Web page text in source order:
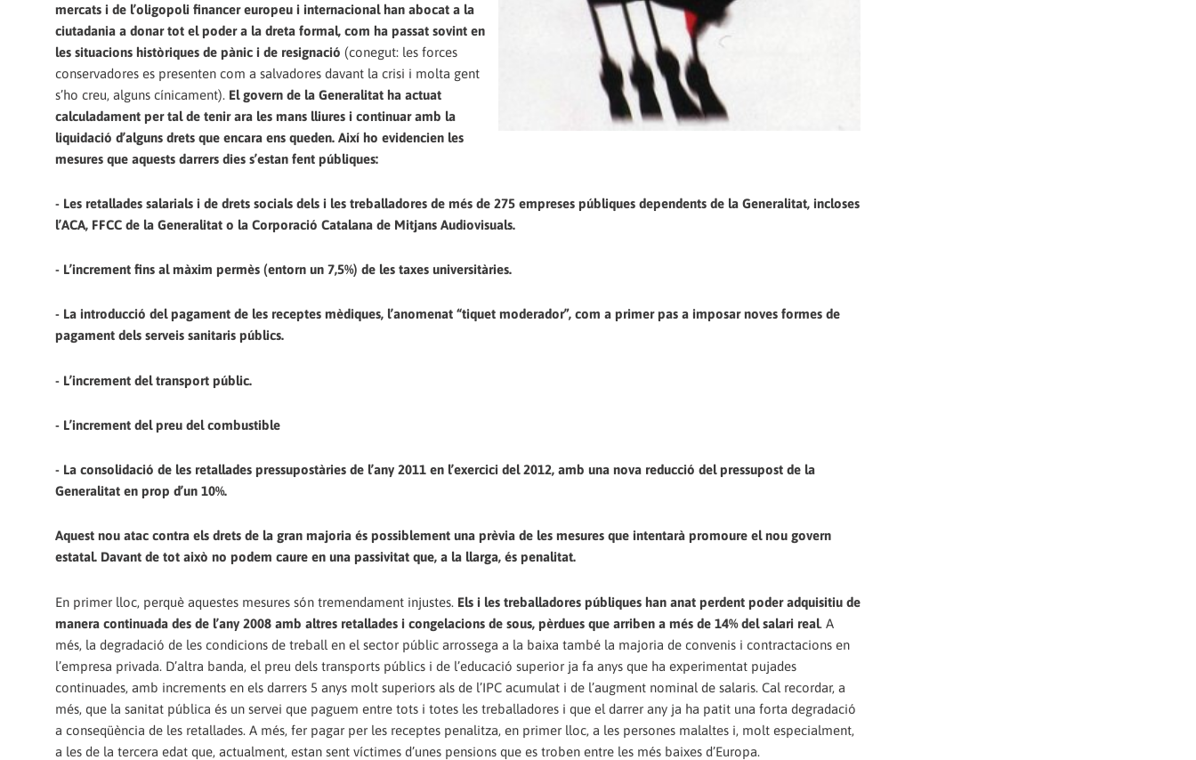
mercats i de l’oligopoli financer europeu i internacional han abocat a la
ciutadania a donar tot el poder a la dreta formal, com ha passat sovint en
les situacions històriques de pànic i de resignació (conegut: les forces
conservadores es presenten com a salvadores davant la crisi i molta gent
s’ho creu, alguns cínicament). El govern de la Generalitat ha actuat
calculadament per tal de tenir ara les mans lliures i continuar amb la
liquidació d’alguns drets que encara ens queden. Així ho evidencien les
mesures que aquests darrers dies s’estan fent públiques:
- Les retallades salarials i de drets socials dels i les treballadores de més de 275 empreses públiques dependents de la Generalitat, incloses
l’ACA, FFCC de la Generalitat o la Corporació Catalana de Mitjans Audiovisuals.
- L’increment fins al màxim permès (entorn un 7,5%) de les taxes universitàries.
- La introducció del pagament de les receptes mèdiques, l’anomenat “tiquet moderador”, com a primer pas a imposar noves formes de
pagament dels serveis sanitaris públics.
- L’increment del transport públic.
- L’increment del preu del combustible
- La consolidació de les retallades pressupostàries de l’any 2011 en l’exercici del 2012, amb una nova reducció del pressupost de la
Generalitat en prop d’un 10%.
Aquest nou atac contra els drets de la gran majoria és possiblement una prèvia de les mesures que intentarà promoure el nou govern
estatal. Davant de tot això no podem caure en una passivitat que, a la llarga, és penalitat.
En primer lloc, perquè aquestes mesures són tremendament injustes. Els i les treballadores públiques han anat perdent poder adquisitiu de
manera continuada des de l’any 2008 amb altres retallades i congelacions de sous, pèrdues que arriben a més de 14% del salari real. A
més, la degradació de les condicions de treball en el sector públic arrossega a la baixa també la majoria de convenis i contractacions en
l’empresa privada. D’altra banda, el preu dels transports públics i de l’educació superior ja fa anys que ha experimentat pujades
continuades, amb increments en els darrers 5 anys molt superiors als de l’IPC acumulat i de l’augment nominal de salaris. Cal recordar, a
més, que la sanitat pública és un servei que paguem entre tots i totes les treballadores i que el darrer any ja ha patit una forta degradació
a conseqüència de les retallades. A més, fer pagar per les receptes penalitza, en primer lloc, a les persones malaltes i, molt especialment,
a les de la tercera edat que, actualment, estan sent víctimes d’unes pensions que es troben entre les més baixes d’Europa.